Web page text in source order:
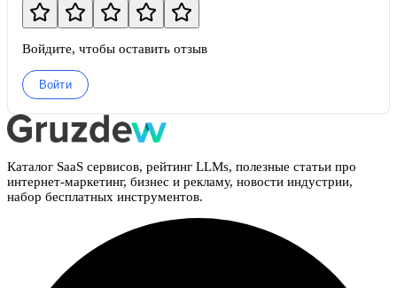
Войдите, чтобы оставить отзыв
Войти
Каталог SaaS сервисов, рейтинг LLMs, полезные статьи про
интернет-маркетинг, бизнес и рекламу, новости индустрии,
набор бесплатных инструментов.